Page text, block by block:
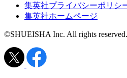
集英社プライバシーポリシ
集英社ホームページ
©SHUEISHA Inc. All rights reserved.